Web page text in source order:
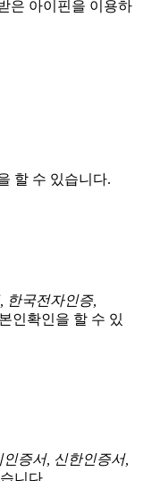
은 아이핀을 이용하
할 수 있습니다.
한국전자인증,
인확인을 할 수 있
인증서, 신한인증서,